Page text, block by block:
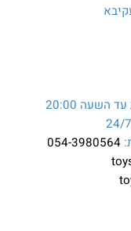
20:00
054-3980564